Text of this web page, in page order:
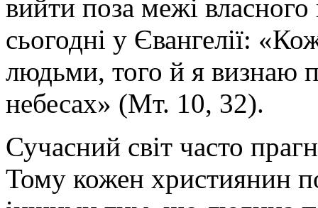
вийти поза межі
сьогодні у Євангелії:
людьми, того й я визнаю
небесах» (Мт. 10, 32).
Сучасний світ часто
Тому кожен християнин